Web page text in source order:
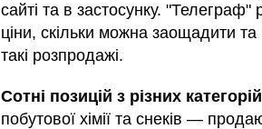
сайті та в застосунку.
ціни, скільки можна заощадити
такі розпродажі.
Сотні позицій з різних категорій
побутової хімії та снеків —